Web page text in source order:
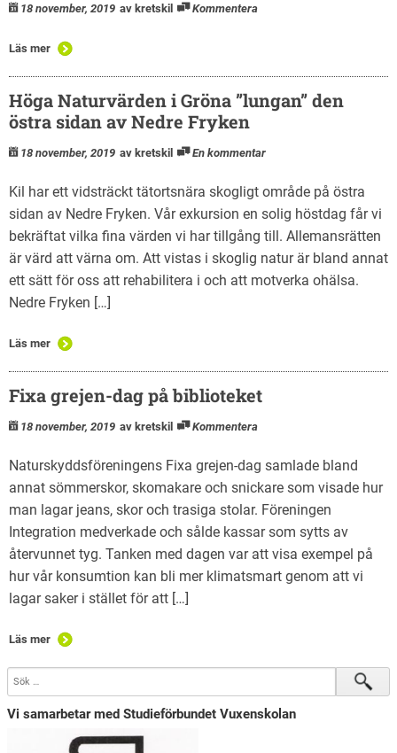
18 november, 2019 av kretskil Kommentera
Läs mer
Höga Naturvärden i Gröna ”lungan” den
östra sidan av Nedre Fryken
18 november, 2019 av kretskil En kommentar
Kil har ett vidsträckt tätortsnära skogligt område på östra
sidan av Nedre Fryken. Vår exkursion en solig höstdag får vi
bekräftat vilka fina värden vi har tillgång till. Allemansrätten
är värd att värna om. Att vistas i skoglig natur är bland annat
ett sätt för oss att rehabilitera i och att motverka ohälsa.
Nedre Fryken […]
Läs mer
Fixa grejen-dag på biblioteket
18 november, 2019 av kretskil Kommentera
Naturskyddsföreningens Fixa grejen-dag samlade bland
annat sömmerskor, skomakare och snickare som visade hur
man lagar jeans, skor och trasiga stolar. Föreningen
Integration medverkade och sålde kassar som sytts av
återvunnet tyg. Tanken med dagen var att visa exempel på
hur vår konsumtion kan bli mer klimatsmart genom att vi
lagar saker i stället för att […]
Läs mer
Vi samarbetar med Studieförbundet Vuxenskolan